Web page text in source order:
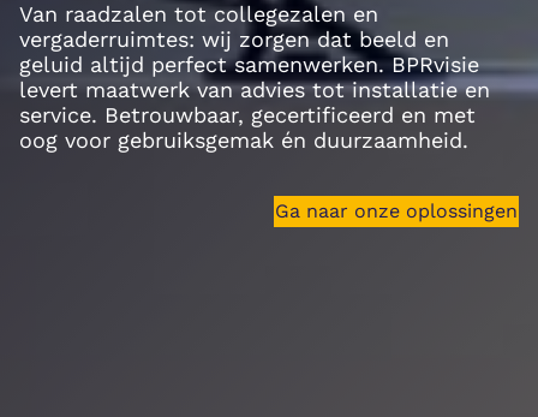
Van raadzalen tot collegezalen en
vergaderruimtes: wij zorgen dat beeld en
geluid altijd perfect samenwerken. BPRvisie
levert maatwerk van advies tot installatie en
service. Betrouwbaar, gecertificeerd en met
oog voor gebruiksgemak én duurzaamheid.
Ga naar onze oplossingen